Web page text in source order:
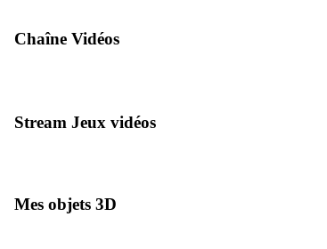
Chaîne Vidéos
Stream Jeux vidéos
Mes objets 3D